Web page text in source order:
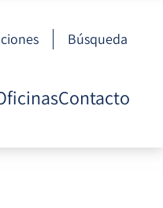
Búsqueda
Contacto